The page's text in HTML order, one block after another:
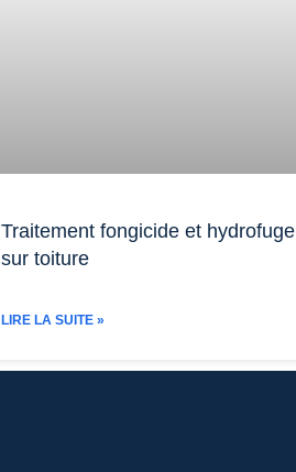
Traitement fongicide et hydrofuge
sur toiture
LIRE LA SUITE »